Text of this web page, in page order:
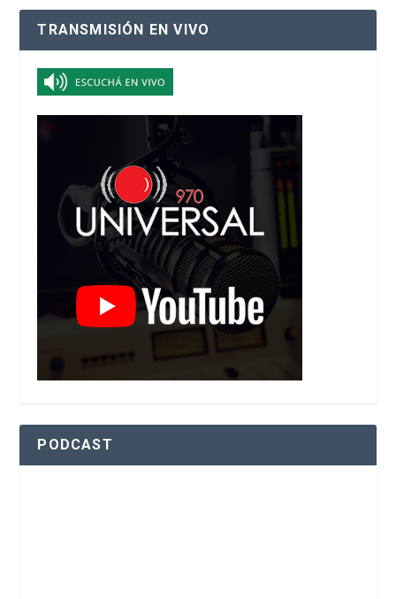
TRANSMISIÓN EN VIVO
PODCAST